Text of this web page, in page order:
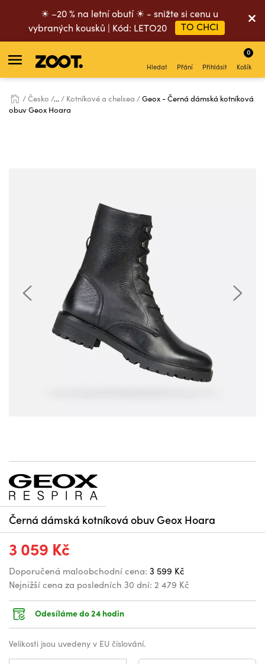
☀ –20 % na letní obutí ☀ - snižte si cenu u
vybraných kousků | Kód: LETO20
TO CHCI
Hledat Přání Přihlásit Košík
0
Česko ... Kotníkové a chelsea
Geox - Černá dámská kotníková
obuv Geox Hoara
Černá dámská kotníková obuv Geox Hoara
3 059 Kč
Doporučená maloobchodní cena: 3 599 Kč
Nejnižší cena za posledních 30 dní: 2 479 Kč
Odesíláme do 24 hodin
Velikosti jsou uvedeny v EU číslování.